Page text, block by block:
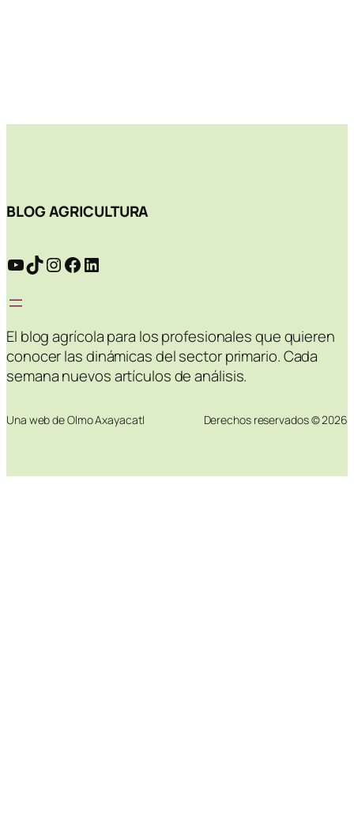
BLOG AGRICULTURA
YouTube
TikTok
Instagram
Facebook
LinkedIn
El blog agrícola para los profesionales que quieren
conocer las dinámicas del sector primario. Cada
semana nuevos artículos de análisis.
Una web de Olmo Axayacatl Derechos reservados © 2026